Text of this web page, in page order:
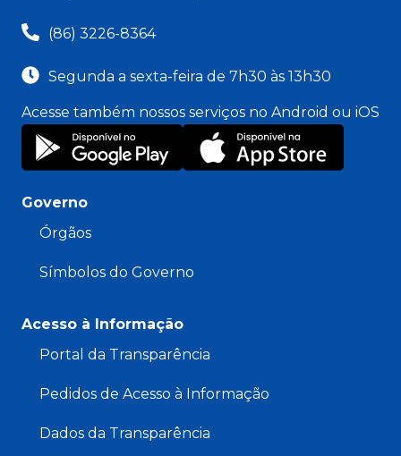
(86) 3226-8364
Segunda a sexta-feira de 7h30 às 13h30
Acesse também nossos serviços no Android ou iOS
Governo
Órgãos
Símbolos do Governo
Acesso à Informação
Portal da Transparência
Pedidos de Acesso à Informação
Dados da Transparência